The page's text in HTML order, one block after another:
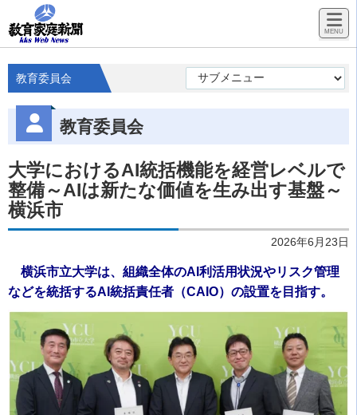
教育委員会
教育委員会
大学におけるAI統括機能を経営レベルで
整備～AIは新たな価値を生み出す基盤～
横浜市
2026年6月23日
横浜市立大学は、組織全体のAI利活用状況やリスク管理
などを統括するAI統括責任者（CAIO）の設置を目指す。